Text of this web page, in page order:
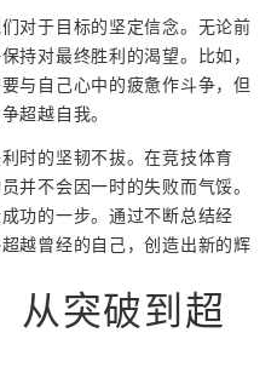
对于目标的坚定信念。无论前
持对最终胜利的渴望。比如，
与自己心中的疲惫作斗争，但
超越自我。
时的坚韧不拔。在竞技体育
并不会因一时的失败而气馁。
功的一步。通过不断总结经
越曾经的自己，创造出新的辉
从突破到超